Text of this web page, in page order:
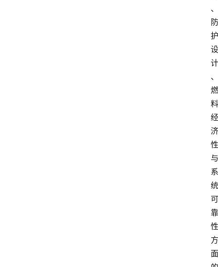
、
防
护
设
计
、
燃
料
经
济
性
与
系
统
可
靠
性
方
面